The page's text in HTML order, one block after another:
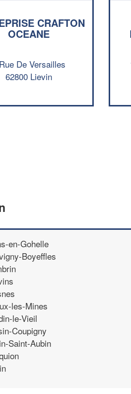
CRAFTON
OCEANE
De Versailles
62800 Lievin
en-Gohelle
Boyeffles
les-Mines
le-Vieil
Coupigny
Saint-Aubin